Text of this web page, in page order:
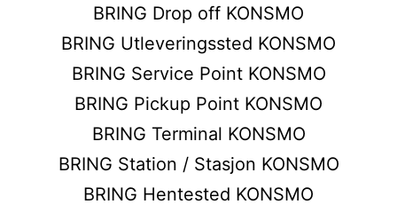
BRING Drop off KONSMO
BRING Utleveringssted KONSMO
BRING Service Point KONSMO
BRING Pickup Point KONSMO
BRING Terminal KONSMO
BRING Station / Stasjon KONSMO
BRING Hentested KONSMO